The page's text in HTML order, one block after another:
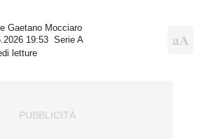
Gaetano Mocciaro
19:53
Serie A
letture